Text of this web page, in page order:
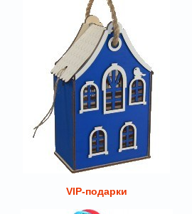
VIP-подарки